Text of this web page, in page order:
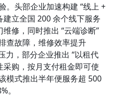
。头部企业加速构建 “线上 +
立全国 200 余个线下服务
修，同时推出 “云端诊断”
查故障，维修效率提升
力，部分企业推出 “以租代
采购，按月支付租金即可使
模式推出半年便服务超 500
。